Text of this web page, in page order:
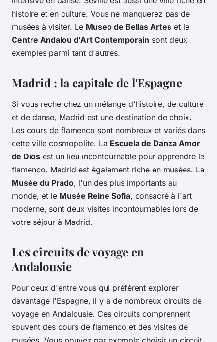
histoire et en culture. Vous ne manquerez pas de
musées à visiter. Le Museo de Bellas Artes et le
Centre Andalou d'Art Contemporain sont deux
exemples parmi tant d'autres.
Madrid : la capitale de l'Espagne
Si vous recherchez un mélange d'histoire, de culture
et de danse, Madrid est une destination de choix.
Les cours de flamenco sont nombreux et variés dans
cette ville cosmopolite. La Escuela de Danza Amor
de Dios est un lieu incontournable pour apprendre le
flamenco. Madrid est également riche en musées. Le
Musée du Prado, l'un des plus importants au
monde, et le Musée Reine Sofia, consacré à l'art
moderne, sont deux visites incontournables lors de
votre séjour à Madrid.
Les circuits de voyage en
Andalousie
Pour ceux d'entre vous qui préfèrent explorer
davantage l'Espagne, il y a de nombreux circuits de
voyage en Andalousie. Ces circuits comprennent
souvent des cours de flamenco et des visites de